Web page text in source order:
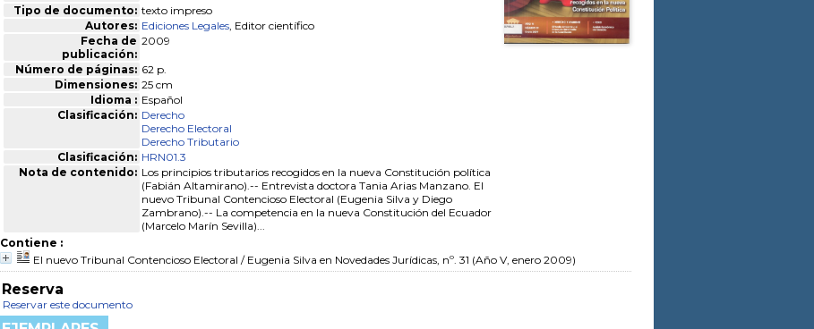
Tipo de documento: texto impreso
Autores: Ediciones Legales, Editor científico
Fecha de
publicación:
2009
Número de páginas: 62 p.
Dimensiones: 25 cm
Idioma : Español
Clasificación: Derecho
Derecho Electoral
Derecho Tributario
Clasificación: HRN01.3
Nota de contenido: Los principios tributarios recogidos en la nueva Constitución política
(Fabián Altamirano).-- Entrevista doctora Tania Arias Manzano. El
nuevo Tribunal Contencioso Electoral (Eugenia Silva y Diego
Zambrano).-- La competencia en la nueva Constitución del Ecuador
(Marcelo Marín Sevilla)...
Contiene :
El nuevo Tribunal Contencioso Electoral / Eugenia Silva en Novedades Jurídicas, nº. 31 (Año V, enero 2009)
Reserva
Reservar este documento